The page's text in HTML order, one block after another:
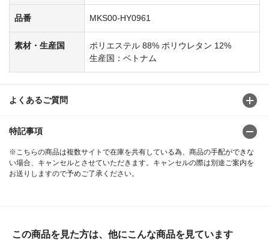
品番 MKS00-HY0961
素材・生産国
ポリエステル 88% ポリウレタン 12%
生産国：ベトナム
よくあるご質問
特記事項
※こちらの商品は複数サイトで在庫を共有している為、商品の手配ができな
い場合、キャンセルとさせていただきます。キャンセルの際は別途ご案内を
お送りしますので予めご了承ください。
この商品を見た方は、他にこんな商品を見ています